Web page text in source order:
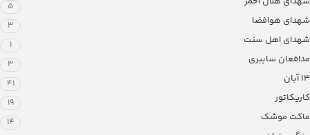
5
شهدای هوافضا 3
شهدای اهل سنت 1
مدافعان سایبری 3
13 آبان 41
کاریکاتور 19
ماکت موشک 14